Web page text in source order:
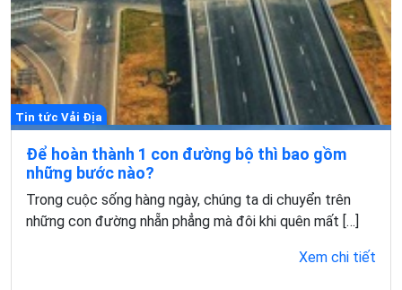
Tin tức Vải Địa
Để hoàn thành 1 con đường bộ thì bao gồm
những bước nào?
Trong cuộc sống hàng ngày, chúng ta di chuyển trên
những con đường nhẵn phẳng mà đôi khi quên mất […]
Xem chi tiết